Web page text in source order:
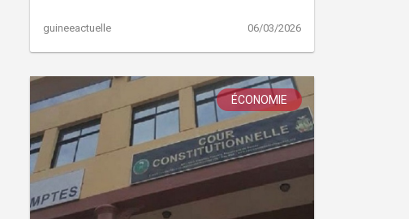
guineeactuelle 06/03/2026
ÉCONOMIE